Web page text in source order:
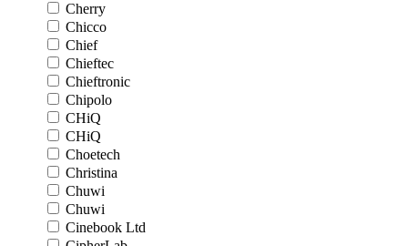
Cherry
Chicco
Chief
Chieftec
Chieftronic
Chipolo
CHiQ
CHiQ
Choetech
Christina
Chuwi
Chuwi
Cinebook Ltd